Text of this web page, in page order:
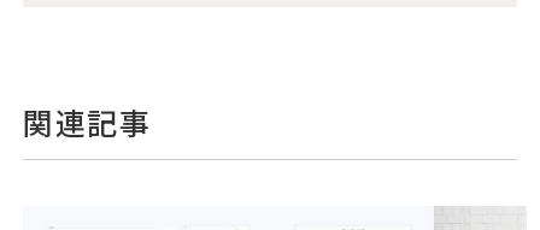
関連記事